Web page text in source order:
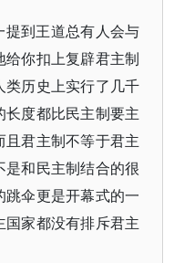
到王道总有人会与
你扣上复辟君主制
历史上实行了几千
度都比民主制要主
君主制不等于君主
和民主制结合的很
伞更是开幕式的一
家都没有排斥君主